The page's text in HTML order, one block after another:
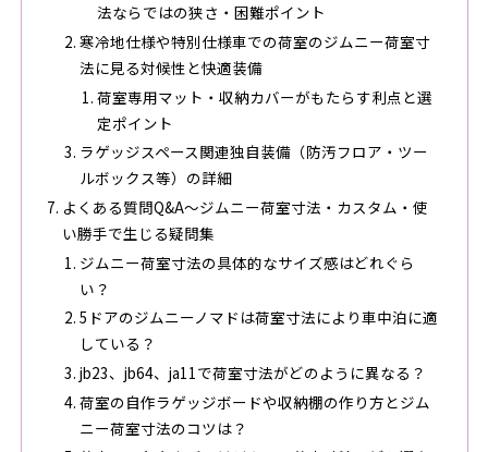
法ならではの狭さ・困難ポイント
寒冷地仕様や特別仕様車での荷室のジムニー荷室寸
法に見る対候性と快適装備
荷室専用マット・収納カバーがもたらす利点と選
定ポイント
ラゲッジスペース関連独自装備（防汚フロア・ツー
ルボックス等）の詳細
よくある質問Q&A～ジムニー荷室寸法・カスタム・使
い勝手で生じる疑問集
ジムニー荷室寸法の具体的なサイズ感はどれぐら
い？
5ドアのジムニーノマドは荷室寸法により車中泊に適
している？
jb23、jb64、ja11で荷室寸法がどのように異なる？
荷室の自作ラゲッジボードや収納棚の作り方とジム
ニー荷室寸法のコツは？